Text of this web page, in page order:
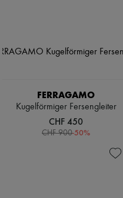
FERRAGAMO
Kugelförmiger Fersengleiter
CHF 450
CHF 900-50%